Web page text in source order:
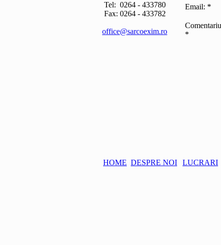
Tel: 0264 - 433780
Fax: 0264 - 433782
office@sarcoexim.ro
Email: *
*
HOME DESPRE NOI LUCRARI